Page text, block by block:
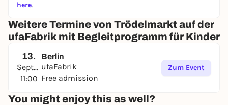
here.
Weitere Termine von Trödelmarkt auf der
ufaFabrik mit Begleitprogramm für Kinder
13.
September
11:00
Berlin
ufaFabrik
Free admission
Zum Event
You might enjoy this as well?